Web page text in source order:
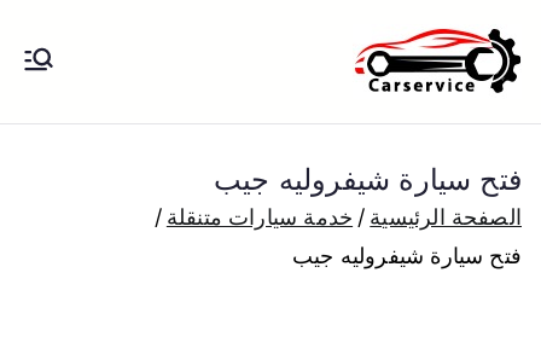
إلى
المحتوى
الكويت
بنشر متنقل الكويت كهرباء وبنشر تبديل
بارخص الاسعار
فتح سيارة شيفروليه جيب
الصفحة الرئيسية
خدمة سيارات متنقلة
فتح سيارة شيفروليه جيب